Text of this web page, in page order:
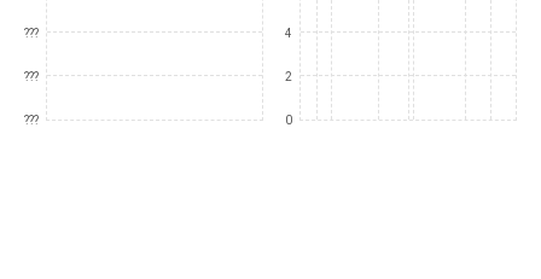
???
???
???
4
2
0